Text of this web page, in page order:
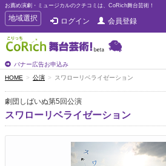
お薦め演劇・ミュージカルのクチコミは、CoRich舞台芸術！
T
o
g
g
e
n
a
v
i
g
地域選択 ログイン 会員登録
バナー広告お申込み
HOME 公演 スワローリベライゼーション
劇団しばいぬ第5回公演
スワローリベライゼーション